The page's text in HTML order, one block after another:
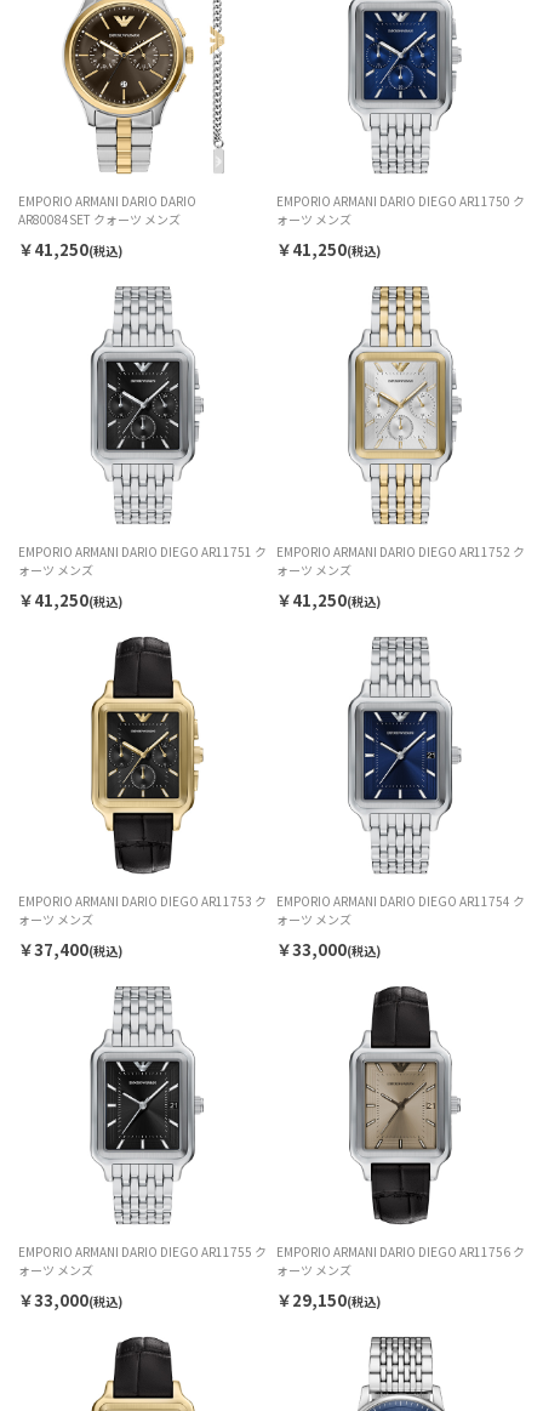
EMPORIO ARMANI DARIO DARIO
AR80084SET クォーツ メンズ
￥41,250(税込)
EMPORIO ARMANI DARIO DIEGO AR11750 ク
ォーツ メンズ
￥41,250(税込)
EMPORIO ARMANI DARIO DIEGO AR11751 ク
ォーツ メンズ
￥41,250(税込)
EMPORIO ARMANI DARIO DIEGO AR11752 ク
ォーツ メンズ
￥41,250(税込)
EMPORIO ARMANI DARIO DIEGO AR11753 ク
ォーツ メンズ
￥37,400(税込)
EMPORIO ARMANI DARIO DIEGO AR11754 ク
ォーツ メンズ
￥33,000(税込)
EMPORIO ARMANI DARIO DIEGO AR11755 ク
ォーツ メンズ
￥33,000(税込)
EMPORIO ARMANI DARIO DIEGO AR11756 ク
ォーツ メンズ
￥29,150(税込)